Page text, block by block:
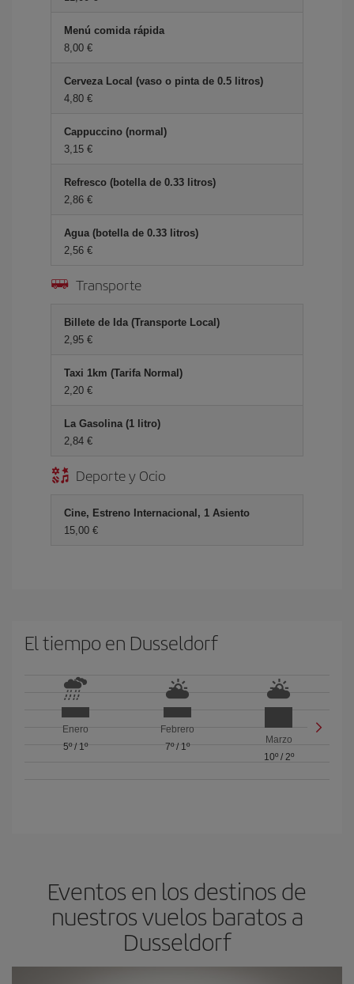
Menú comida rápida
8,00 €
Cerveza Local (vaso o pinta de 0.5 litros)
4,80 €
Cappuccino (normal)
3,15 €
Refresco (botella de 0.33 litros)
2,86 €
Agua (botella de 0.33 litros)
2,56 €
Transporte
Billete de Ida (Transporte Local)
2,95 €
Taxi 1km (Tarifa Normal)
2,20 €
La Gasolina (1 litro)
2,84 €
Deporte y Ocio
Cine, Estreno Internacional, 1 Asiento
15,00 €
El tiempo en Dusseldorf
Enero
5º/ 1º
Febrero
7º/ 1º
Marzo
10º/ 2º
Eventos en los destinos de
nuestros vuelos baratos a
Dusseldorf